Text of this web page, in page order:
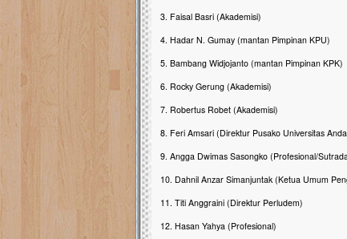
3. Faisal Basri (Akademisi)
4. Hadar N. Gumay (mantan Pimpinan KPU)
5. Bambang Widjojanto (mantan Pimpinan KPK)
6. Rocky Gerung (Akademisi)
7. Robertus Robet (Akademisi)
8. Feri Amsari (Direktur Pusako Universitas
9. Angga Dwimas Sasongko (Profesional/
10. Dahnil Anzar Simanjuntak (Ketua Umum
11. Titi Anggraini (Direktur Perludem)
12. Hasan Yahya (Profesional)